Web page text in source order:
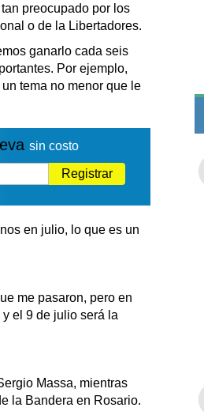
preocupado por los
o de la Libertadores.
ganarlo cada seis
Por ejemplo,
tema no menor que le
sin costo
Registrar
en julio, lo que es un
me pasaron, pero en
el 9 de julio será la
Massa, mientras
la Bandera en Rosario.